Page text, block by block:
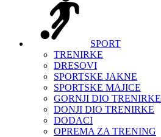
SPORT
TRENIRKE
DRESOVI
SPORTSKE JAKNE
SPORTSKE MAJICE
GORNJI DIO TRENIRKE
DONJI DIO TRENIRKE
DODACI
OPREMA ZA TRENING